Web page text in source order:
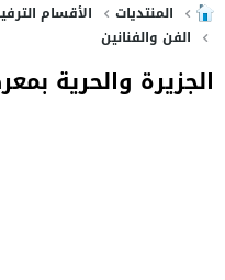
المنتديات الأقسام
الفن والفنانين
الجزيرة والحرية